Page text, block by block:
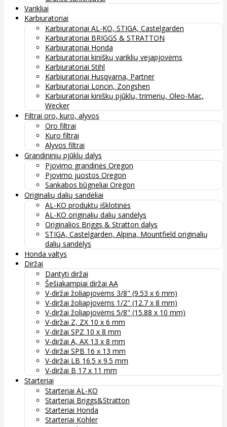
Varikliai
Karbiuratoriai
Karbiuratoriai AL-KO, STIGA, Castelgarden
Karbiuratoriai BRIGGS & STRATTON
Karbiuratoriai Honda
Karbiuratoriai kiniškų variklių vejapjovėms
Karbiuratoriai Stihl
Karbiuratoriai Husqvarna, Partner
Karbiuratoriai Loncin, Zongshen
Karbiuratoriai kiniškų pjūklų, trimerių, Oleo-Mac,
Wecker
Filtrai oro, kuro, alyvos
Oro filtrai
Kuro filtrai
Alyvos filtrai
Grandininių pjūklų dalys
Pjovimo grandinės Oregon
Pjovimo juostos Oregon
Sankabos būgneliai Oregon
Originalių dalių sandėliai
AL-KO produktų išklotinės
AL-KO originalių dalių sandėlys
Originalios Briggs & Stratton dalys
STIGA, Castelgarden, Alpina, Mountfield originalių
dalių sandėlys
Honda valtys
Diržai
Dantyti diržai
Šešiakampiai diržai AA
V-diržai žoliapjovėms 3/8" (9.53 x 6 mm)
V-diržai žoliapjovėms 1/2" (12.7 x 8 mm)
V-diržai žoliapjovėms 5/8" (15.88 x 10 mm)
V-diržai Z, ZX 10 x 6 mm
V-diržai SPZ 10 x 8 mm
V-diržai A, AX 13 x 8 mm
V-diržai SPB 16 x 13 mm
V-diržai LB 16.5 x 9.5 mm
V-diržai B 17 x 11 mm
Starteriai
Starteriai AL-KO
Starteriai Briggs&Stratton
Starteriai Honda
Starteriai Kohler